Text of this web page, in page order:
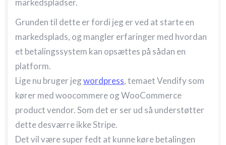
markedspladser.
Grunden til dette er fordi jeg er ved at starte en
markedsplads, og mangler erfaringer med hvordan
et betalingssystem kan opsættes på sådan en
platform.
Lige nu bruger jegwordpress, temaet Vendify som
kører med woocommere og WooCommerce
product vendor. Som det er ser ud så understøtter
dette desværre ikke Stripe.
Det vil være super fedt at kunne køre betalingen